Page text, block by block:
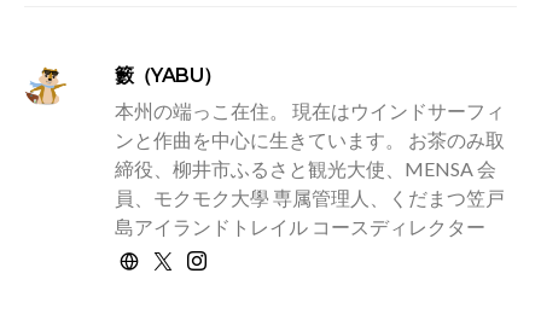
籔（YABU）
本州の端っこ在住。 現在はウインドサーフィ
ンと作曲を中心に生きています。 お茶のみ取
締役、柳井市ふるさと観光大使、MENSA 会
員、モクモク大學 専属管理人、くだまつ笠戸
島アイランドトレイル コースディレクター